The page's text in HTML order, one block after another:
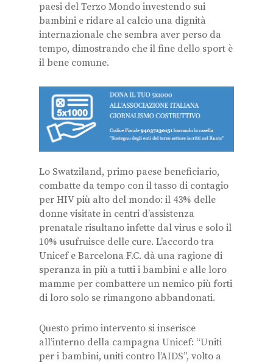
paesi del Terzo Mondo investendo sui
bambini e ridare al calcio una dignità
internazionale che sembra aver perso da
tempo, dimostrando che il fine dello sport è
il bene comune.
Lo Swatziland, primo paese beneficiario,
combatte da tempo con il tasso di contagio
per HIV più alto del mondo: il 43% delle
donne visitate in centri d’assistenza
prenatale risultano infette dal virus e solo il
10% usufruisce delle cure. L’accordo tra
Unicef e Barcelona F.C. dà una ragione di
speranza in più a tutti i bambini e alle loro
mamme per combattere un nemico più forti
di loro solo se rimangono abbandonati.
Questo primo intervento si inserisce
all’interno della campagna Unicef: “Uniti
per i bambini, uniti contro l’AIDS”, volto a